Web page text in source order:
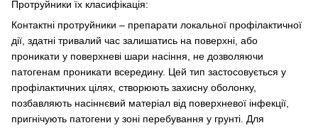
Протруйники їх класифікація:
Контактні протруйники – препарати локальної профілактичної
дії, здатні тривалий час залишатись на поверхні, або
проникати у поверхневі шари насіння, не дозволяючи
патогенам проникати всередину. Цей тип застосовується у
профілактичних цілях, створюють захисну оболонку,
позбавляють насіннєвий матеріал від поверхневої інфекції,
пригнічують патогени у зоні перебування у грунті. Для